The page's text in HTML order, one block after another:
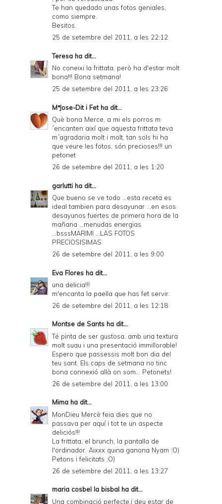
Te han quedado unas fotos geniales,
como siempre.
Besitos.
25 de setembre del 2011, a les 22:12
Teresa ha dit...
No coneixi la frittata, però ha d'estar molt
bona!!! Bona setmana!
25 de setembre del 2011, a les 23:26
MªJose-Dit i Fetha dit...
Què bona Merce, a mi els porros m
´encanten així que aquesta frittata teva
m´agradaria molt i molt, tan sols hi ha
que veure les fotos, són precioses!!! un
petonet
26 de setembre del 2011, a les 1:20
garlutti ha dit...
Que bueno se ve todo ...esta receta es
ideal tambien para desayunar ...en esos
desayunos fuertes de primera hora de la
mañana ...menudas energias
...bsssMARIMI ...LAS FOTOS
PRECIOSISIMAS
26 de setembre del 2011, a les 9:00
Eva Flores ha dit...
una delicia!!!
m'encanta la paella que has fet servir.
26 de setembre del 2011, a les 12:18
Montse de Sants ha dit...
Té pinta de ser gustosa, amb una textura
molt suau i una presentació immillorable!
Espero que passessis molt bon dia del
teu sant. Els caps de setmana no tinc
bona connexió allà on som... Petonets!
26 de setembre del 2011, a les 13:00
Mima ha dit...
MonDieu Mercè feia dies que no
passava per aquí i tot te un aspecte
deliciós!!!
La frittata, el brunch, la pantalla de
l'ordinador. Aixxx quina ganona Nyam :O)
Petons i felicitats ;O)
26 de setembre del 2011, a les 13:27
maria cosbel la bisbal ha dit...
Una combinació perfecte,i deu estar de